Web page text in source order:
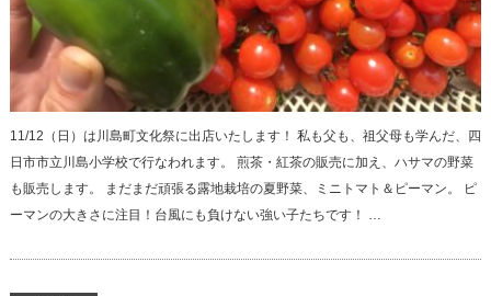
11/12（日）は川島町文化祭に出店いたします！ 私も父も、祖父母も学んだ、四
日市市立川島小学校で行なわれます。 煎茶・紅茶の販売に加え、ハサマの野菜
も販売します。 まだまだ頑張る露地栽培の夏野菜、ミニトマト＆ピーマン。 ピ
ーマンの大きさに注目！台風にも負けない強い子たちです！ …